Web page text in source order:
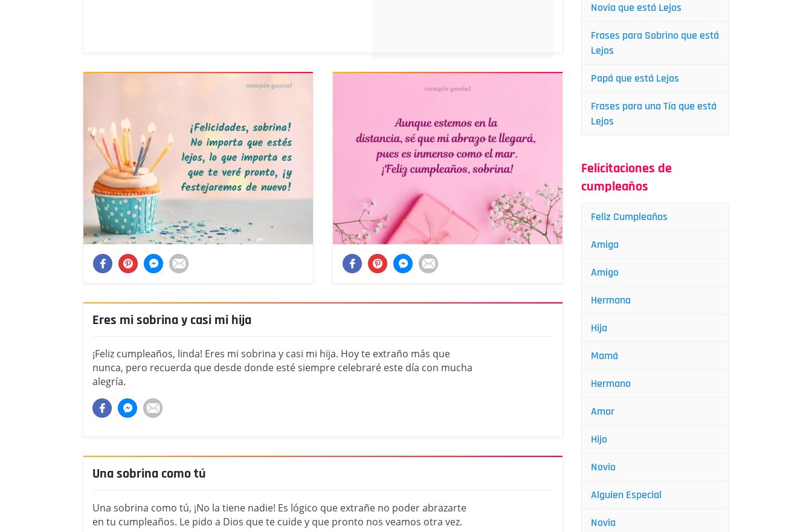
Eres mi sobrina y casi mi hija
¡Feliz cumpleaños, linda! Eres mi sobrina y casi mi hija. Hoy te extraño más que
nunca, pero recuerda que desde donde esté siempre celebraré este día con mucha
alegría.
Una sobrina como tú
Una sobrina como tú, ¡No la tiene nadie! Es lógico que extrañe no poder abrazarte
en tu cumpleaños. Le pido a Dios que te cuide y que pronto nos veamos otra vez.
Novia que está Lejos
Frases para Sobrino que está
Lejos
Papá que está Lejos
Frases para una Tía que está
Lejos
Felicitaciones de
cumpleaños
Feliz Cumpleaños
Amiga
Amigo
Hermana
Hija
Mamá
Hermano
Amor
Hijo
Novio
Alguien Especial
Novia